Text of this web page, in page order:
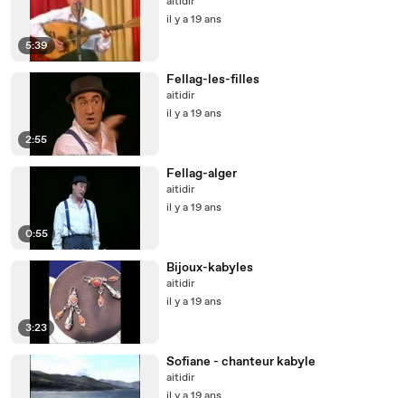
5:39
il y a 19 ans
2:55
Fellag-les-filles
aitidir
il y a 19 ans
0:55
Fellag-alger
aitidir
il y a 19 ans
3:23
Bijoux-kabyles
aitidir
il y a 19 ans
Sofiane - chanteur kabyle
aitidir